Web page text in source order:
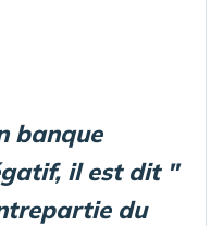
banque
il est dit "
du